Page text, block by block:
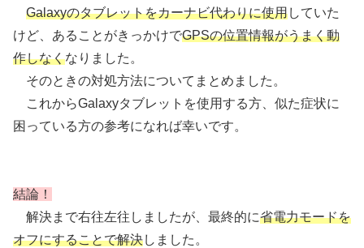
Galaxyのタブレットをカーナビ代わりに使用していた
けど、あることがきっかけでGPSの位置情報がうまく動
作しなくなりました。
そのときの対処方法についてまとめました。
これからGalaxyタブレットを使用する方、似た症状に
困っている方の参考になれば幸いです。
結論！
解決まで右往左往しましたが、最終的に省電力モードを
オフにすることで解決しました。